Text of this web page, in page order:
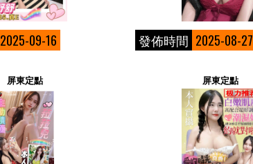
2025-09-16 發佈時間 2025-08-27
屏東定點 屏東定點